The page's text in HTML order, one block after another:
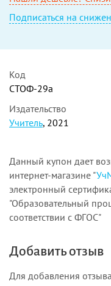
Подписаться на
Код
СТОФ-29а
Издательство
Учитель, 2021
Данный купон дает
интернет-магазине "
электронный
"Образовательный
соответствии с ФГОС"
Добавить отзыв
Для добавления